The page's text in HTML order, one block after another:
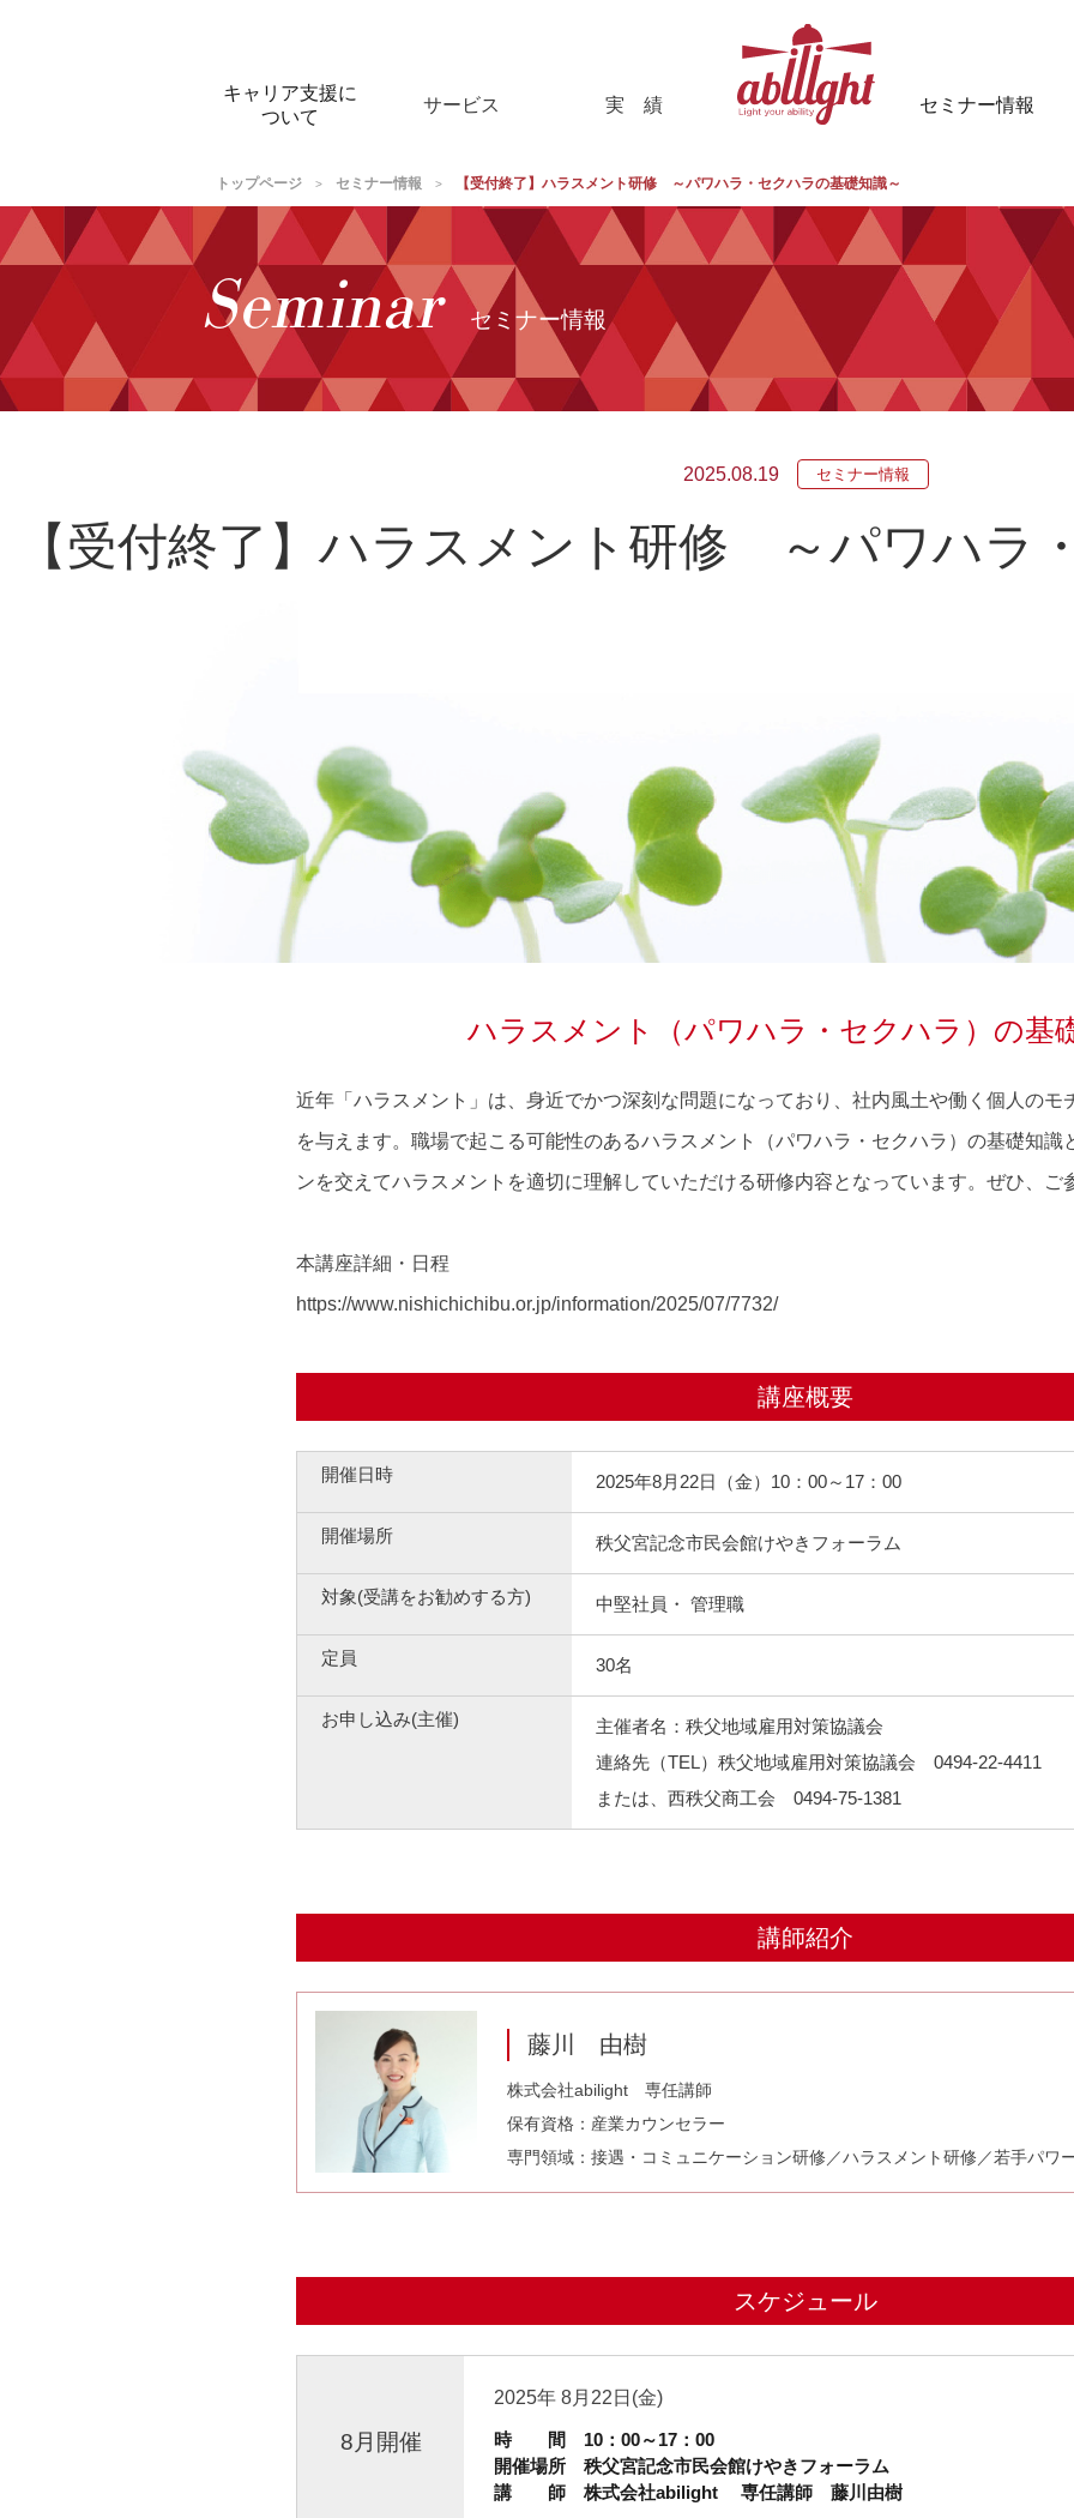
キャリア支援に
ついて
サービス
コンサルティング
オーダーメイド研修
キャリアカウンセリング/
パーソナルレッスン
実 績
お客様の声
活動報告
セミナー情報
トップページ > セミナー情報 > 【受付終了】ハラスメント研修 ～パワハラ・セクハラの基礎知識～
Seminar セミナー情報
2025.08.19 セミナー情報
【受付終了】ハラスメント研修 ～パワハラ
ハラスメント（パワハラ・セクハラ）の基
近年「ハラスメント」は、身近でかつ深刻な問題になっており、社内風土や働く個人のモ
を与えます。職場で起こる可能性のあるハラスメント（パワハラ・セクハラ）の基礎知識
ンを交えてハラスメントを適切に理解していただける研修内容となっています。ぜひ、ご
本講座詳細・日程
https://www.nishichichibu.or.jp/information/2025/07/7732/
講座概要
開催日時 2025年8月22日（金）10：00～17：00
開催場所 秩父宮記念市民会館けやきフォーラム
対象(受講をお勧めする方) 中堅社員・ 管理職
定員 30名
お申し込み(主催)
主催者名：秩父地域雇用対策協議会
連絡先（TEL）秩父地域雇用対策協議会 0494-22-4411
または、西秩父商工会 0494-75-1381
講師紹介
藤川 由樹
株式会社abilight 専任講師
保有資格：産業カウンセラー
専門領域：接遇・コミュニケーション研修／ハラスメント研修／若手パワ
スケジュール
8月開催
2025年 8月22日(金)
時 間 10：00～17：00
開催場所 秩父宮記念市民会館けやきフォーラム
講 師 株式会社abilight 専任講師 藤川由樹